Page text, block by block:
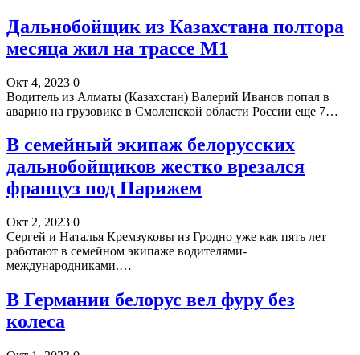
Дальнобойщик из Казахстана полтора
месяца жил на трассе М1
Окт 4, 2023 0
Водитель из Алматы (Казахстан) Валерий Иванов попал в
аварию на грузовике в Смоленской области России еще 7…
В семейный экипаж белорусских
дальнобойщиков жестко врезался
француз под Парижем
Окт 2, 2023 0
Сергей и Наталья Кремзуковы из Гродно уже как пять лет
работают в семейном экипаже водителями-
международниками.…
В Германии белорус вел фуру без
колеса